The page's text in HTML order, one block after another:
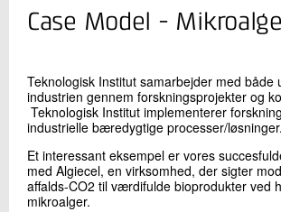
Praveen Kumar Ramasamy
Sektionsleder
+45 72 20 23 76
Send e-mail
Skriv til mig
Case Model -
Teknologisk Institut samarbejder med både
industrien gennem forskningsprojekter og
Teknologisk Institut implementerer
industrielle bæredygtige processer/løsninger.
Et interessant eksempel er vores
med Algiecel, en virksomhed, der sigter
affalds-CO2 til værdifulde bioprodukter ved
mikroalger.